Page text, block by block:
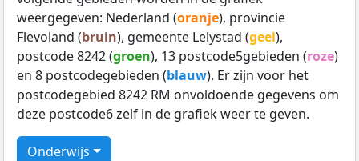
weergegeven: Nederland (oranje), provincie
Flevoland (bruin), gemeente Lelystad (geel),
postcode 8242 (groen), 13 postcode5gebieden (roze)
en 8 postcodegebieden (blauw). Er zijn voor het
postcodegebied 8242 RM onvoldoende gegevens om
deze postcode6 zelf in de grafiek weer te geven.
Onderwijs